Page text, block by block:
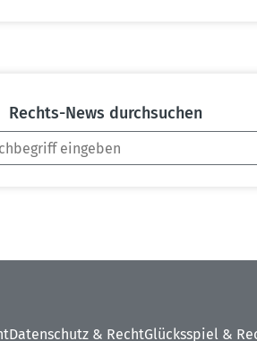
Rechts-News durch­suchen
Datenschutz & RechtGlücksspiel &